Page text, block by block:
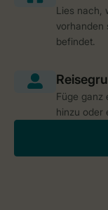
Lies nach,
vorhanden
befindet.
Füge ganz
hinzu oder